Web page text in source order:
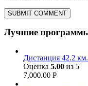
Лучшие
Дистанция 42.2
Оценка 5.00 из 5
7,000.00 Р